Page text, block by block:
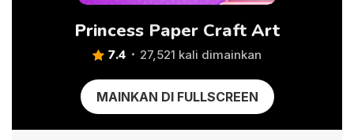
Princess Paper Craft Art
7.4 27,521 kali dimainkan
MAINKAN DI FULLSCREEN